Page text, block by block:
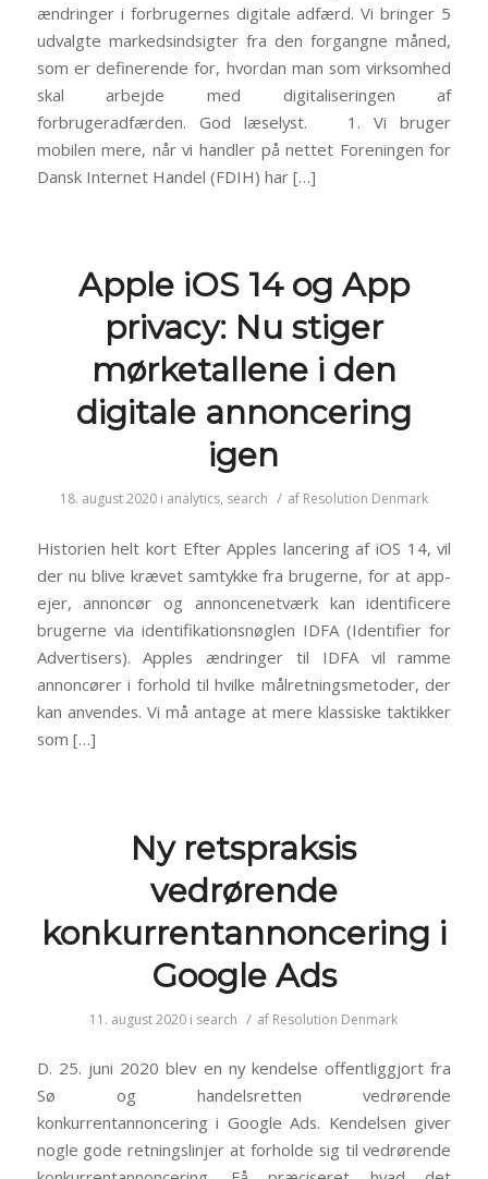
ændringer i forbrugernes digitale adfærd. Vi bringer 5
udvalgte markedsindsigter fra den forgangne måned,
som er definerende for, hvordan man som virksomhed
skal arbejde med digitaliseringen af
forbrugeradfærden. God læselyst. 1. Vi bruger
mobilen mere, når vi handler på nettet Foreningen for
Dansk Internet Handel (FDIH) har […]
Apple iOS 14 og App
privacy: Nu stiger
mørketallene i den
digitale annoncering
igen
18. august 2020 i analytics, search / af Resolution Denmark
Historien helt kort Efter Apples lancering af iOS 14, vil
der nu blive krævet samtykke fra brugerne, for at app-
ejer, annoncør og annoncenetværk kan identificere
brugerne via identifikationsnøglen IDFA (Identifier for
Advertisers). Apples ændringer til IDFA vil ramme
annoncører i forhold til hvilke målretningsmetoder, der
kan anvendes. Vi må antage at mere klassiske taktikker
som […]
Ny retspraksis
vedrørende
konkurrentannoncering i
Google Ads
11. august 2020 i search / af Resolution Denmark
D. 25. juni 2020 blev en ny kendelse offentliggjort fra
Sø og handelsretten vedrørende
konkurrentannoncering i Google Ads. Kendelsen giver
nogle gode retningslinjer at forholde sig til vedrørende